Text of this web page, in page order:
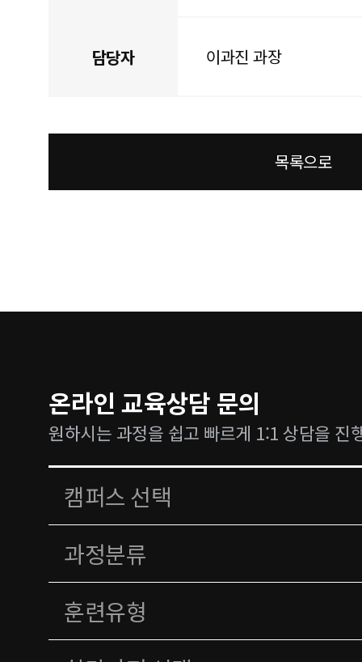
담당자 이과진 과장
목록으로
온라인 교육상담 문의
원하시는 과정을 쉽고 빠르게 1:1 상담을 진